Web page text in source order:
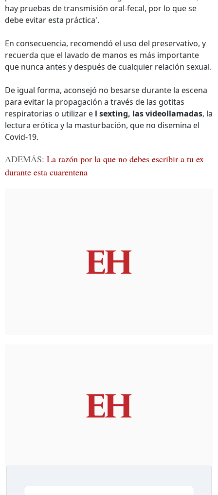
hay pruebas de transmisión oral-fecal, por lo que se
debe evitar esta práctica'.
En consecuencia, recomendó el uso del preservativo, y
recuerda que el lavado de manos es más importante
que nunca antes y después de cualquier relación sexual.
De igual forma, aconsejó no besarse durante la escena
para evitar la propagación a través de las gotitas
respiratorias o utilizar e l sexting, las videollamadas, la
lectura erótica y la masturbación, que no disemina el
Covid-19.
ADEMÁS: La razón por la que no debes escribir a tu ex
durante esta cuarentena